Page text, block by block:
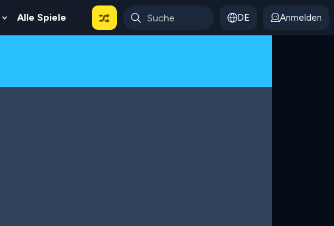
Show
Submenu
Alle Spiele DE Anmelden